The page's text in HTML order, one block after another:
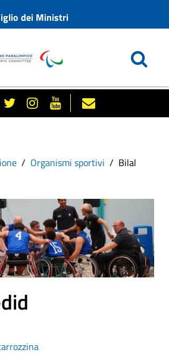
dei Ministri
Organismi sportivi
Bilal